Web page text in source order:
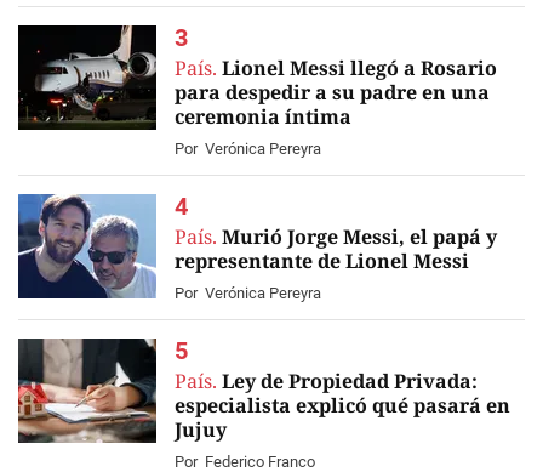
EN VIVO
País. Lionel Messi llegó a Rosario
para despedir a su padre en una
ceremonia íntima
Por Verónica Pereyra
País. Murió Jorge Messi, el papá y
representante de Lionel Messi
Por Verónica Pereyra
País. Ley de Propiedad Privada:
especialista explicó qué pasará en
Jujuy
Por Federico Franco